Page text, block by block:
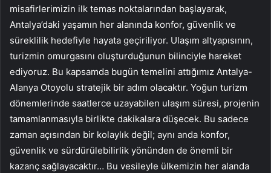
misafirlerimizin ilk temas noktalarından başlayarak,
Antalya’daki yaşamın her alanında konfor, güvenlik ve
süreklilik hedefiyle hayata geçiriliyor. Ulaşım altyapısının,
turizmin omurgasını oluşturduğunun bilinciyle hareket
ediyoruz. Bu kapsamda bugün temelini attığımız Antalya-
Alanya Otoyolu stratejik bir adım olacaktır. Yoğun turizm
dönemlerinde saatlerce uzayabilen ulaşım süresi, projenin
tamamlanmasıyla birlikte dakikalara düşecek. Bu sadece
zaman açısından bir kolaylık değil; aynı anda konfor,
güvenlik ve sürdürülebilirlik yönünden de önemli bir
kazanç sağlayacaktır… Bu vesileyle ülkemizin her alanda